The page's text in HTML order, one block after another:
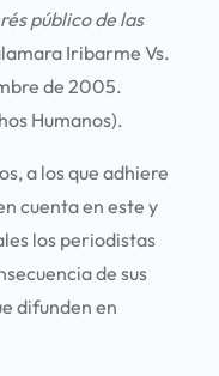
público de las
Iribarme Vs.
de 2005.
Humanos).
a los que adhiere
cuenta en este y
los periodistas
de sus
difunden en